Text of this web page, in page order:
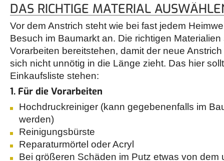
DAS RICHTIGE MATERIAL
Vor dem Anstrich steht wie bei fast jedem
Besuch im Baumarkt an. Die richtigen
Vorarbeiten bereitstehen, damit der neue
sich nicht unnötig in die Länge zieht. Das hier
Einkaufsliste stehen:
1. Für die Vorarbeiten
Hochdruckreiniger (kann gegebenenfalls im
werden)
Reinigungsbürste
Reparaturmörtel oder Acryl
Bei größeren Schäden im Putz etwas von dem